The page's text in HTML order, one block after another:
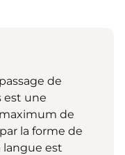
de
est une
de
la forme de
langue est